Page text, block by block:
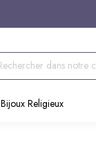
Bijoux Religieux